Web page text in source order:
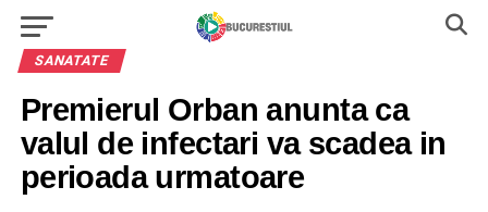
SANATATE
Premierul Orban anunta ca
valul de infectari va scadea in
perioada urmatoare